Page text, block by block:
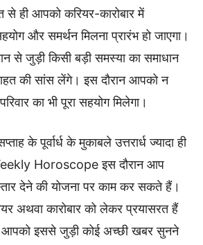
ही आपको करियर-कारोबार में
और समर्थन मिलना प्रारंभ हो जाएगा।
से जुड़ी किसी बड़ी समस्या का समाधान
की सांस लेंगे। इस दौरान आपको न
का भी पूरा सहयोग मिलेगा।
के पूर्वार्ध के मुकाबले उत्तरार्ध ज्यादा ही
Horoscope इस दौरान आप
देने की योजना पर काम कर सकते हैं।
अथवा कारोबार को लेकर प्रयासरत हैं
इससे जुड़ी कोई अच्छी खबर सुनने